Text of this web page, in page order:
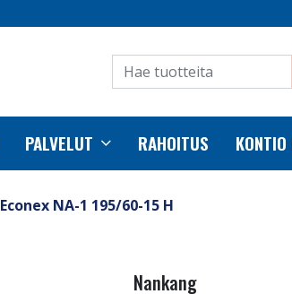
PALVELUT RAHOITUS
Econex NA-1 195/60-15 H
Nankang